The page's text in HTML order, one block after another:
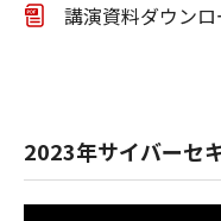
講演資料ダウンロ
2023年サイバーセ